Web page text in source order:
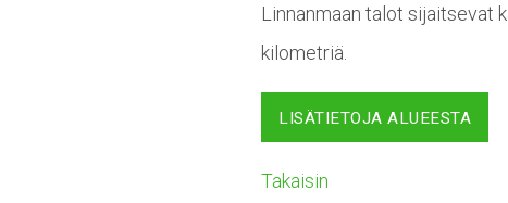
Linnanmaan talot sijaitsevat
kilometriä.
LISÄTIETOJA ALUEESTA
Takaisin